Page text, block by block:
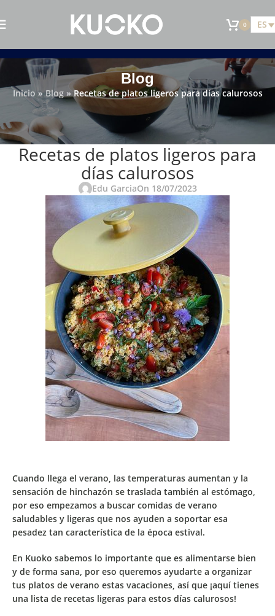
0 ES
Blog
Inicio»Blog»Recetas de platos ligeros para días calurosos
RECETAS
Recetas de platos ligeros para
días calurosos
Edu GarciaOn 18/07/2023
Cuando llega el verano, las temperaturas aumentan y la
sensación de hinchazón se traslada también al estómago
por eso empezamos a buscar comidas de verano
saludables y ligeras que nos ayuden a soportar esa
pesadez tan característica de la época estival.
En Kuoko sabemos lo importante que es alimentarse bien
y de forma sana, por eso queremos ayudarte a organizar
tus platos de verano estas vacaciones , así que ¡aquí tienes
una lista de recetas ligeras para estos días calurosos!